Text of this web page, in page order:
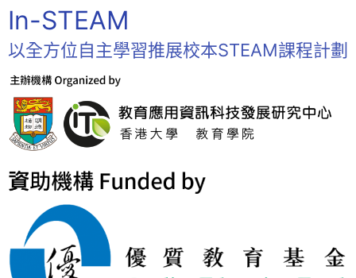
In-STEAM
以全方位自主學習推展校本STEAM課程計劃